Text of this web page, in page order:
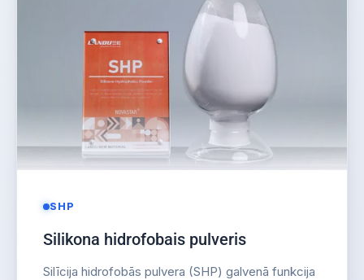
SHP
Silikona hidrofobais pulveris
Silīcija hidrofobās pulvera (SHP) galvenā funkcija